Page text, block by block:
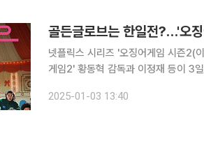
골든글로브는 한일전?…'오
넷플릭스 시리즈 '오징어게임 시즌2(이
게임2' 황동혁 감독과 이정재 등이 3
지시각) 열린다. '오징어게임2'
2025-01-03 13:40